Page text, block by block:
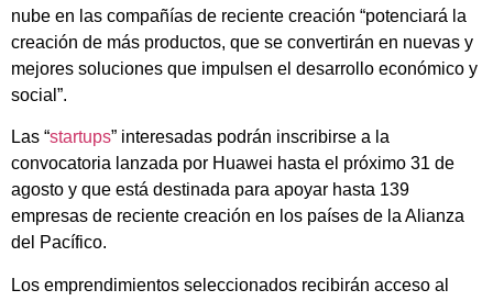
nube en las compañías de reciente creación “potenciará la
creación de más productos, que se convertirán en nuevas y
mejores soluciones que impulsen el desarrollo económico y
social”.
Las “startups” interesadas podrán inscribirse a la
convocatoria lanzada por Huawei hasta el próximo 31 de
agosto y que está destinada para apoyar hasta 139
empresas de reciente creación en los países de la Alianza
del Pacífico.
Los emprendimientos seleccionados recibirán acceso al